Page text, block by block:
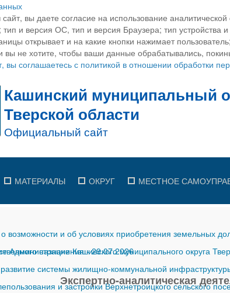
вы даете согласие на использование
и версия ОС, тип и версия Браузера; тип устройства
открывает и на какие кнопки нажимает
вы не хотите, чтобы ваши данные обрабатывались,
вы соглашаетесь с политикой в отношении обработки
МАТЕРИАЛЫ ОКРУГ МЕСТНОЕ
и об условиях приобретения земельных
назначения-29.07.2026
Администрации Кашинского муниципального округа
системы жилищно-коммунальной
и застройки Верхнетроицкого сельского
Экспертно-аналитическая